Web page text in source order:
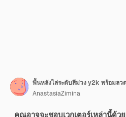
AnastasiaZimina
คุณอาจจะชอบเวกเตอร์เหล่านี้ด้วย